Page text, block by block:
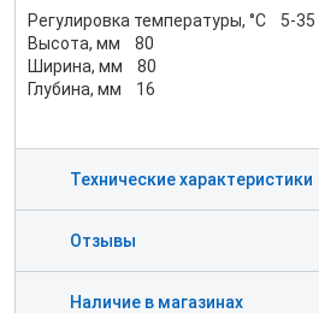
Регулировка температуры, °С 5-35
Высота, мм 80
Ширина, мм 80
Глубина, мм 16
Технические характеристики
Отзывы
Наличие в магазинах